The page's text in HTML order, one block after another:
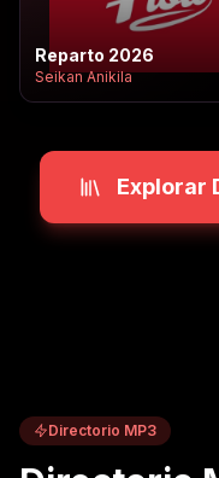
Reparto 2026
Seikan Anikila
Explorar
Directorio MP3